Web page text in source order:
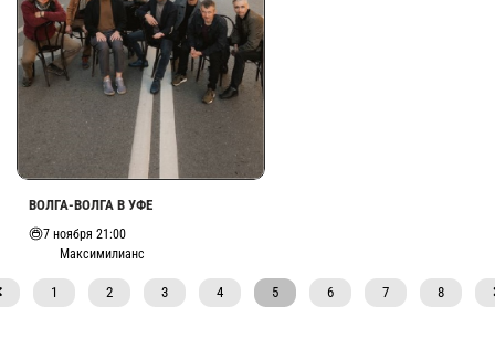
ВОЛГА-ВОЛГА В УФЕ
7 ноября 21:00
Максимилианс
1 2 3 4 5 6 7 8